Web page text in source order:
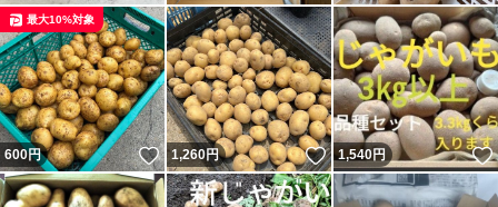
600円 いいね！
最大10%対象
1,260円 いいね！
1,540円